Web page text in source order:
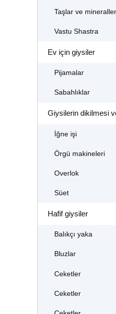
Taşlar ve mineraller
Vastu Shastra
Ev için giysiler
Pijamalar
Sabahlıklar
Giysilerin dikilmesi
İğne işi
Örgü makineleri
Overlok
Süet
Hafif giysiler
Balıkçı yaka
Bluzlar
Ceketler
Ceketler